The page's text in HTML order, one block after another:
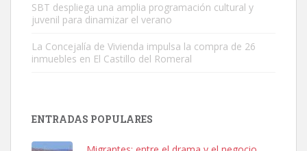
Leales.org » Gran Canaria
SBT despliega una amplia programación cultural y
juvenil para dinamizar el verano
La Concejalía de Vivienda impulsa la compra de 26
inmuebles en El Castillo del Romeral
ENTRADAS POPULARES